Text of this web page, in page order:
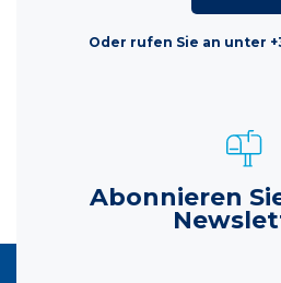
Oder rufen Sie an unter
Abonnieren